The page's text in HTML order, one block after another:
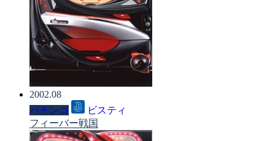
2002.08
パチンコ
ビスティ
フィーバー戦国